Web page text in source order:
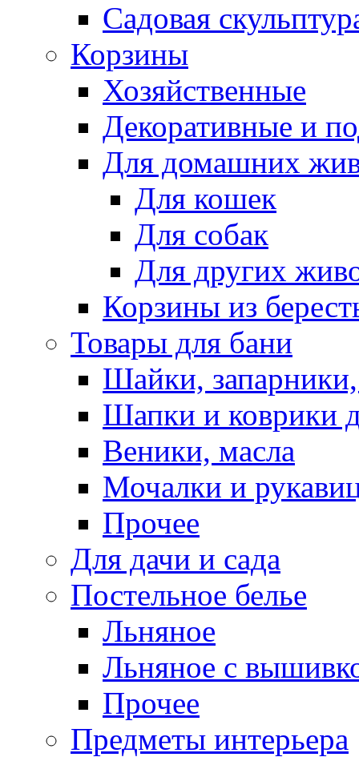
Садовая
Корзины
Хозяйственные
Декоративные и
Для домашних
Для кошек
Для собак
Для других
Корзины из
Товары для бани
Шайки,
Шапки и коврики
Веники, масла
Мочалки и
Прочее
Для дачи и сада
Постельное белье
Льняное
Льняное с
Прочее
Предметы интерьера